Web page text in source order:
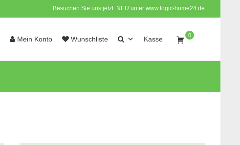
Besuchen Sie uns jetzt: NEU unter www.logic-home24.de
Mein Konto Wunschliste Kasse 0